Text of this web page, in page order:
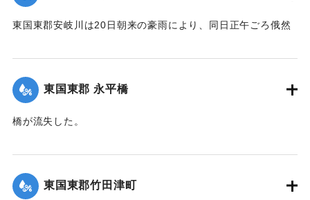
東国東郡安岐川は20日朝来の豪雨により、同日正午ごろ俄然
川橋その他、沿岸一帯危険状態に陥り、各消防組総出で警戒
に努めた結果、幸いに人畜にも家屋にも損害はなかったが、
田畑等の被害は甚大で、同日判明の分だけでも、20余町歩に
東国東郡 永平橋
橋が流失した。
｜固有コード: 00275039
東国東郡竹田津町